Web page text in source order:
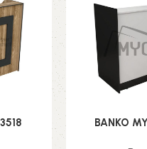
BANKO